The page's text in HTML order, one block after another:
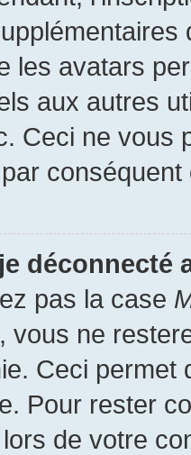
les avatars
aux autres
Ceci ne vous
conséquent
déconnecté
pas la case
vous ne
Ceci permet
Pour rester
de votre